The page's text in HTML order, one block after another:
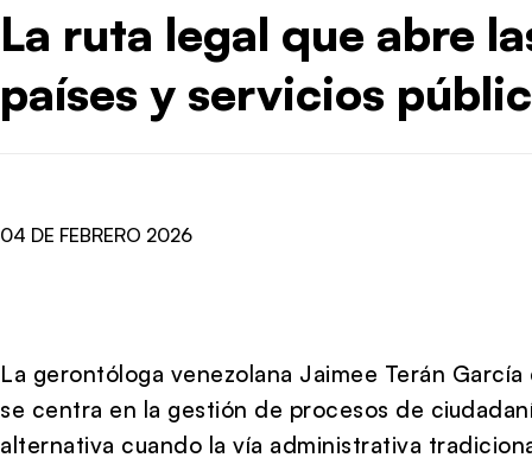
La ruta legal que abre
países y servicios
04 DE FEBRERO 2026
La gerontóloga venezolana Jaimee Terán
se centra en la gestión de procesos de
alternativa cuando la vía administrativa